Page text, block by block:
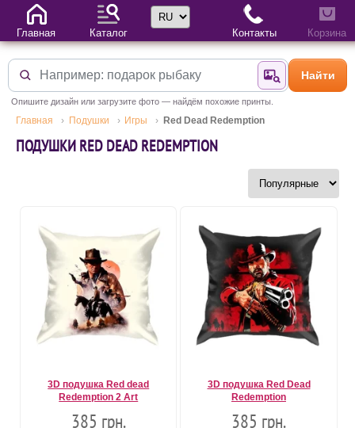
Найти поНайти
Опишите дизайн или загрузите фото — найдём похожие принты.
Главная Подушки Игры Red Dead Redemption
ПОДУШКИ RED DEAD REDEMPTION
3D подушка Red dead
Redemption 2 Art
385 грн.
3D подушка Red Dead
Redemption
385 грн.
Главная Каталог
Выбор языка
Контакты Корзина